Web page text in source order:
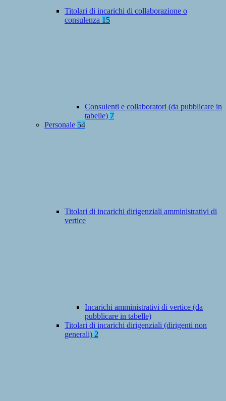
Titolari di incarichi di collaborazione o
consulenza 15
Consulenti e collaboratori (da pubblicare in
tabelle) 7
Personale 54
Titolari di incarichi dirigenziali amministrativi di
vertice
Incarichi amministrativi di vertice (da
pubblicare in tabelle)
Titolari di incarichi dirigenziali (dirigenti non
generali) 2